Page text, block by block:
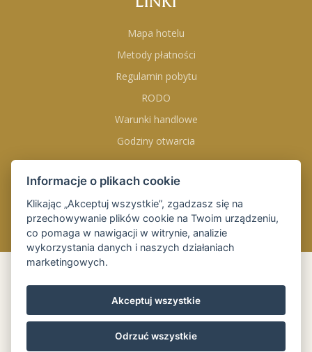
REZERWACJA
09 sie 2026
10 sie 2026
Mapa hotelu
Metody płatności
Regulamin pobytu
RODO
Warunki handlowe
Godziny otwarcia
DOŁĄCZ DO NAS NA
Informacje o plikach cookie
Klikając „Akceptuj wszystkie”, zgadzasz się na
przechowywanie plików cookie na Twoim urządzeniu,
co pomaga w nawigacji w witrynie, analizie
wykorzystania danych i naszych działaniach
marketingowych.
Akceptuj wszystkie
Odrzuć wszystkie